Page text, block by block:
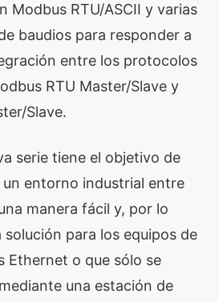
Modbus RTU/ASCII y varias
baudios para responder a
entre los protocolos
RTU Master/Slave y
Slave.
serie tiene el objetivo de
entorno industrial entre
manera fácil y, por lo
para los equipos de
Ethernet o que sólo se
una estación de